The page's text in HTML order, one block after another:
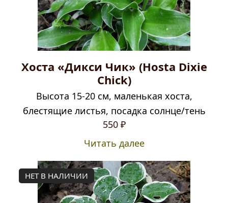
Хоста «Дикси Чик» (Hosta Dixie
Chick)
Высота 15-20 см, маленькая хоста,
блестящие листья, посадка солнце/тень
550 ₽
Читать далее
НЕТ В НАЛИЧИИ